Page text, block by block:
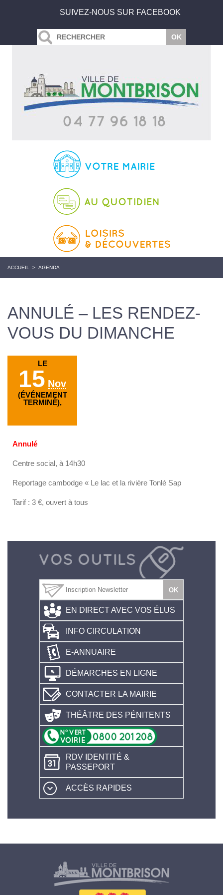
SUIVEZ-NOUS SUR FACEBOOK
ACCUEIL > AGENDA
ANNULÉ – LES RENDEZ-
VOUS DU DIMANCHE
LE
15 Nov
(ÉVÉNEMENT
TERMINÉ),
Annulé
Centre social, à 14h30
Reportage cambodge « Le lac et la rivière Tonlé Sap
Tarif : 3 €, ouvert à tous
EN DIRECT AVEC VOS ÉLUS
INFO CIRCULATION
E-ANNUAIRE
DÉMARCHES EN LIGNE
CONTACTER LA MAIRIE
THÉÂTRE DES PÉNITENTS
RDV IDENTITÉ &
PASSEPORT
ACCÈS RAPIDES